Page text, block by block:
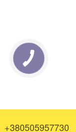
+380505957730